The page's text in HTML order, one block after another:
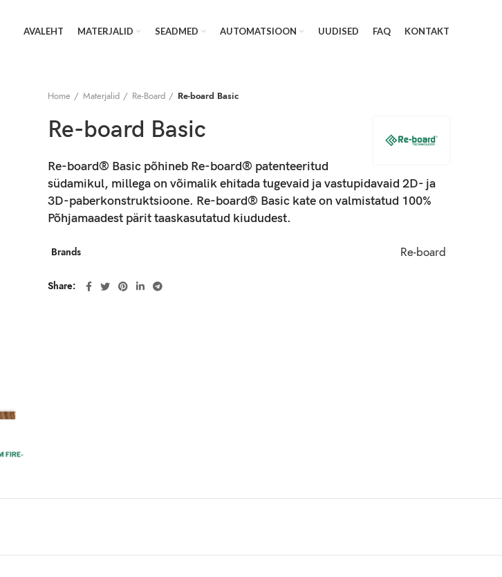
AVALEHT MATERJALID SEADMED AUTOMATSIOON UUDISED FAQ KONTAKT
Home Materjalid Re-Board Re-board Basic
Re-board Basic
Re-board® Basic põhineb Re-board® patenteeritud
südamikul, millega on võimalik ehitada tugevaid ja vastupidavaid 2D- ja
3D-paberkonstruktsioone. Re-board® Basic kate on valmistatud 100%
Põhjamaadest pärit taaskasutatud kiududest.
Brands Re-board
Share